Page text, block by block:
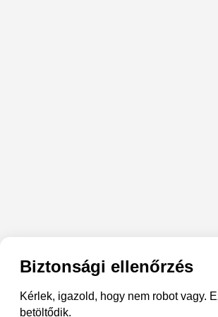
Biztonsági ellenőrzés
Kérlek, igazold, hogy nem robot vagy.
betöltődik.